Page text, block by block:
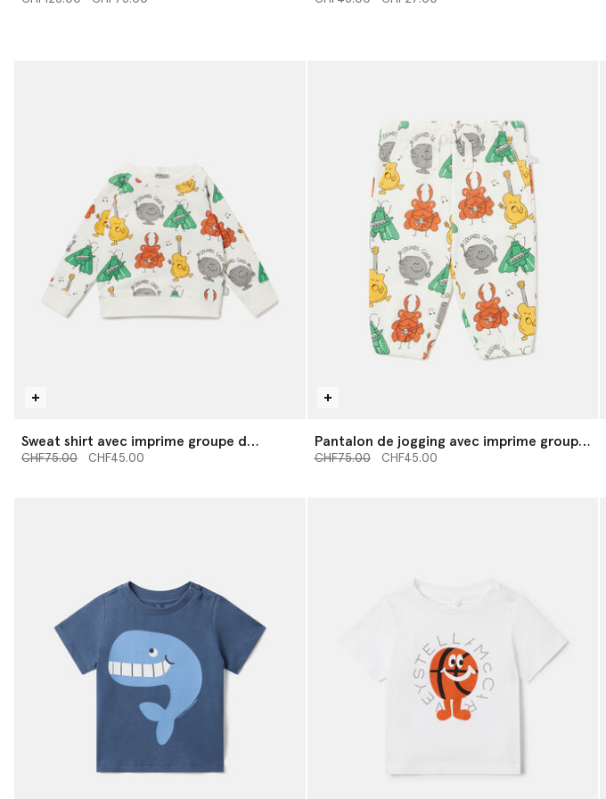
Sweat shirt avec imprime groupe d
insectes
Prix réduit à partir de
CHF75.00jusqu’à
CHF45.00
Pantalon de jogging avec imprime groupe
d insectes
Prix réduit à partir de
CHF75.00jusqu’à
CHF45.00